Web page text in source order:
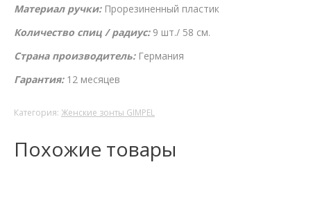
Материал ручки:Прорезиненный пластик
Количество спиц / радиус:9 шт./ 58 см.
Страна производитель:Германия
Гарантия: 12 месяцев
Категория: Женские зонты GIMPEL
Похожие товары